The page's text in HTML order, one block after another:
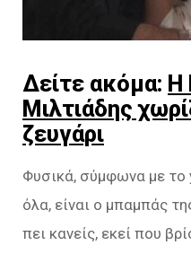
Δείτε ακόμα: Η
Μιλτιάδης
ζευγάρι
Φυσικά, σύμφωνα με το
όλα, είναι ο μπαμπάς
πει κανείς, εκεί που